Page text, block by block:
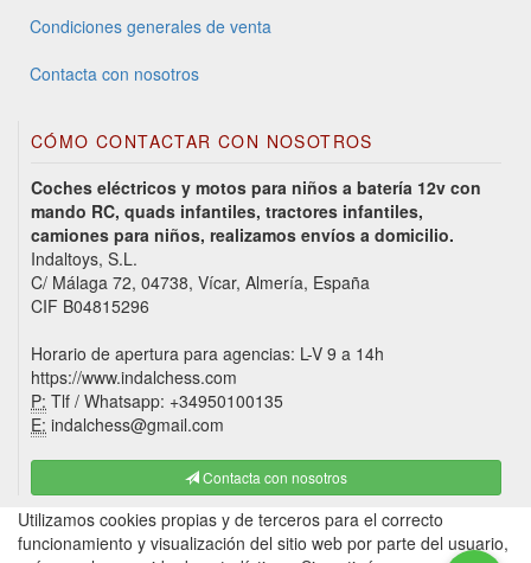
Condiciones generales de venta
Contacta con nosotros
CÓMO CONTACTAR CON NOSOTROS
Coches eléctricos y motos para niños a batería 12v con
mando RC, quads infantiles, tractores infantiles,
camiones para niños, realizamos envíos a domicilio.
Indaltoys, S.L.
C/ Málaga 72, 04738, Vícar, Almería, España
CIF B04815296
Horario de apertura para agencias: L-V 9 a 14h
https://www.indalchess.com
P: Tlf / Whatsapp: +34950100135
E: indalchess@gmail.com
Contacta con nosotros
Utilizamos cookies propias y de terceros para el correcto
funcionamiento y visualización del sitio web por parte del usuario,